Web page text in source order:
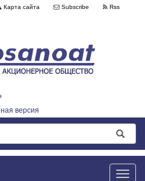
Карта сайта Subscribe Rss
версия
Toggle